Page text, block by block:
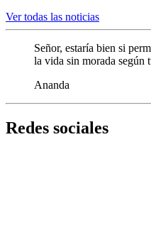
Ver todas las noticias
Señor, estaría bien si
la vida sin morada según
Ananda
Redes sociales